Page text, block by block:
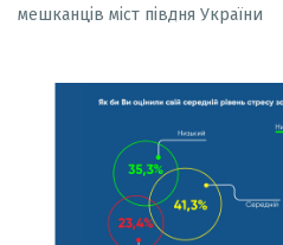
мешканців міст півдня України